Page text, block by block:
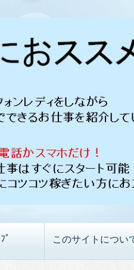
ﾟ このサイトについ